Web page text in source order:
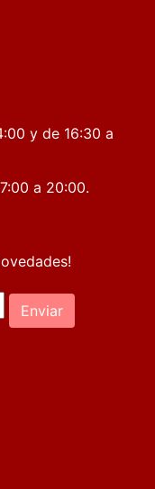
y de 16:30 a
a 20:00.
Enviar